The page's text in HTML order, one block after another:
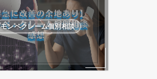
モンペクレーム個別相談